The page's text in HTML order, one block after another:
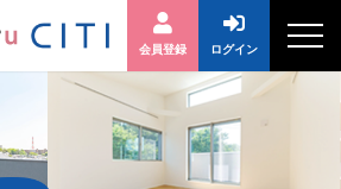
会員登録 ログイン